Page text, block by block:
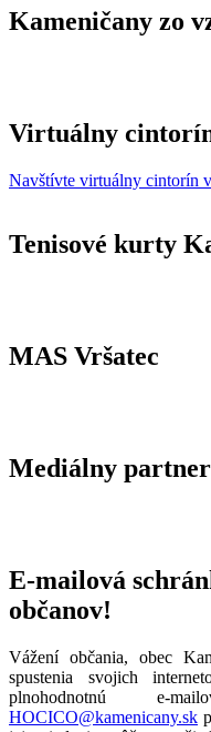
Kameničany zo
Virtuálny
Navštívte virtuálny cintorín
Tenisové kurty
MAS Vršatec
Mediálny partner
E-mailová
občanov!
Vážení občania, obec
spustenia svojich
plnohodnotnú e-
HOCICO@kamenicany.sk